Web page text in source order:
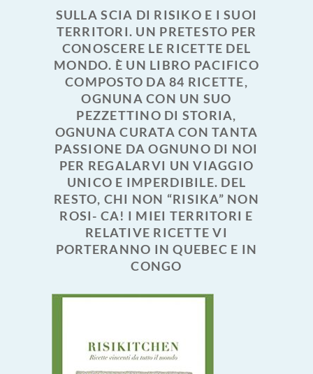
SULLA SCIA DI RISIKO E I SUOI
TERRITORI. UN PRETESTO PER
CONOSCERE LE RICETTE DEL
MONDO. È UN LIBRO PACIFICO
COMPOSTO DA 84 RICETTE,
OGNUNA CON UN SUO
PEZZETTINO DI STORIA,
OGNUNA CURATA CON TANTA
PASSIONE DA OGNUNO DI NOI
PER REGALARVI UN VIAGGIO
UNICO E IMPERDIBILE. DEL
RESTO, CHI NON “RISIKA” NON
ROSI- CA! I MIEI TERRITORI E
RELATIVE RICETTE VI
PORTERANNO IN QUEBEC E IN
CONGO